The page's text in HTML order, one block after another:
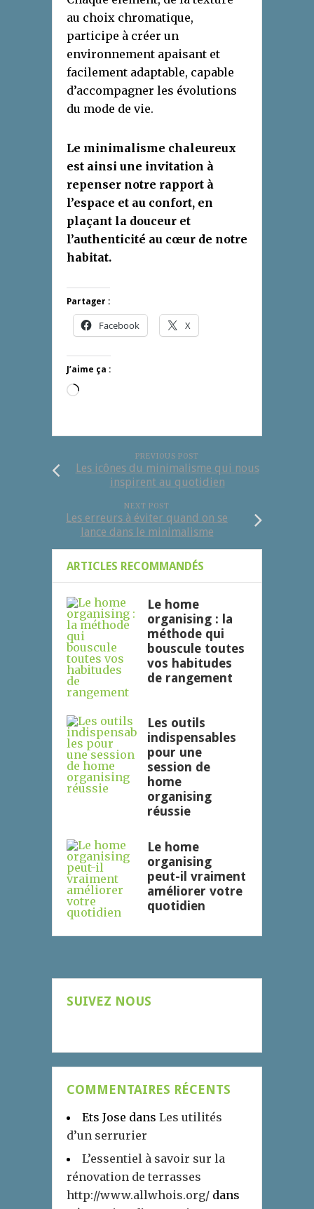
au choix chromatique,
participe à créer un
environnement apaisant et
facilement adaptable, capable
d’accompagner les évolutions
du mode de vie.
Le minimalisme chaleureux
est ainsi une invitation à
repenser notre rapport à
l’espace et au confort, en
plaçant la douceur et
l’authenticité au cœur de notre
habitat.
Partager :
Facebook X
J’aime ça :
Chargement…
PREVIOUS POST
Les icônes du minimalisme qui nous
inspirent au quotidien
NEXT POST
Les erreurs à éviter quand on se
lance dans le minimalisme
ARTICLES RECOMMANDÉS
Le home
organising : la
méthode qui
bouscule toutes
vos habitudes
de rangement
Les outils
indispensables
pour une
session de
home
organising
réussie
Le home
organising
peut-il vraiment
améliorer votre
quotidien
SUIVEZ NOUS
COMMENTAIRES RÉCENTS
Ets Jose dans Les utilités
d’un serrurier
L’essentiel à savoir sur la
rénovation de terrasses
http://www.allwhois.org/ dans